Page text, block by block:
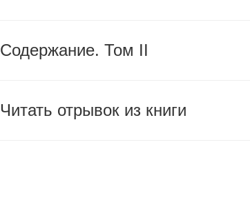
Содержание. Том II
Читать отрывок из книги